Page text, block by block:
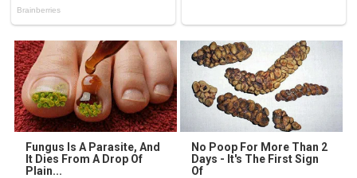
Fungus Is A Parasite, And
It Dies From A Drop Of
Plain...
No Poop For More Than 2
Days - It's The First Sign
Of